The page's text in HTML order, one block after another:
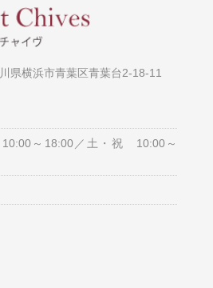
県横浜市青葉区青葉台2-18-11
～18:00／土・祝 10:00～